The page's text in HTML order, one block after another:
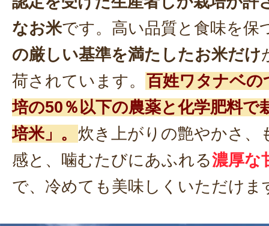
なお米です。高い品質と食味を保
の厳しい基準を満たしたお米だけ
荷されています。 百姓ワタナベの
培の50％以下の農薬と化学肥料で
培米」。 炊き上がりの艶やかさ、
感と、噛むたびにあふれる濃厚な
で、冷めても美味しくいただけま